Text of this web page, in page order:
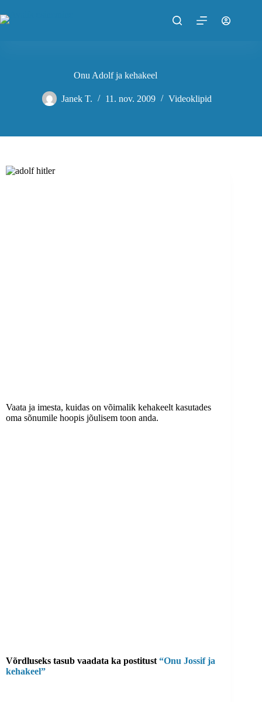
to
content
Onu Adolf ja kehakeel
Janek T. 11. nov. 2009 Videoklipid
Vaata ja imesta, kuidas on võimalik kehakeelt kasutades
oma sõnumile hoopis jõulisem toon anda.
Võrdluseks tasub vaadata ka postitust “Onu Jossif ja
kehakeel”